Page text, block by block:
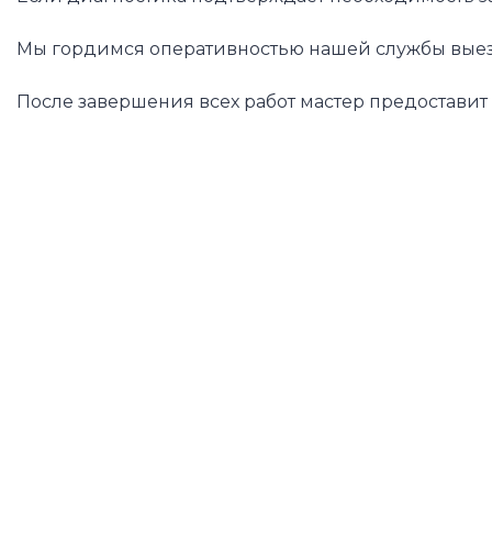
Мы гордимся оперативностью нашей службы
После завершения всех работ мастер